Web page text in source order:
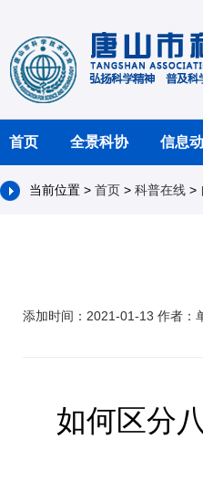
首页 全景科协 信息
当前位置 > 首页 > 科普在线 >
添加时间：2021-01-13 作者：
如何区分